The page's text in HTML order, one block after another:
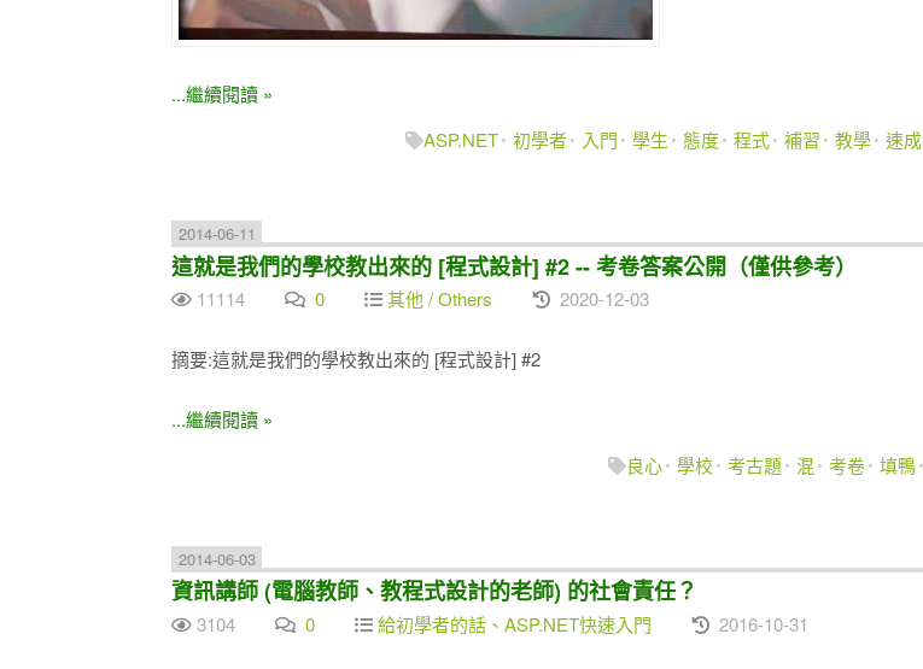
...繼續閱讀 »
ASP.NET 初學者 入門 學生 態度 程式 補習 教學 速成
2014-06-11
這就是我們的學校教出來的 [程式設計] #2 -- 考卷答案公開（僅供參考）
11114 0 其他 / Others 2020-12-03
摘要:這就是我們的學校教出來的 [程式設計] #2
...繼續閱讀 »
良心 學校 考古題 混 考卷 填鴨
2014-06-03
資訊講師 (電腦教師、教程式設計的老師) 的社會責任？
3104 0 給初學者的話、ASP.NET快速入門 2016-10-31